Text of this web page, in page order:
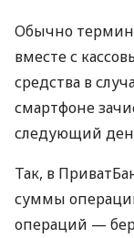
Обычно
вместе с
средства в
смартфоне
следующий
Так, в
суммы
операций —